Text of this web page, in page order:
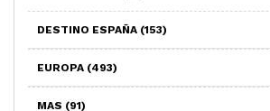
DESTINO ESPAÑA (153)
EUROPA (493)
MAS (91)